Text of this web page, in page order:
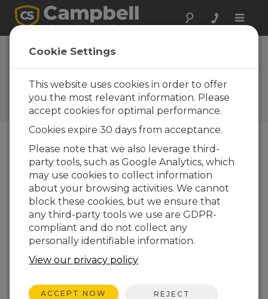
Toggle
Foire Aux
Questions
Questions fréquemment
posées au sujet de nos
produits et de nos solutions
Lors des visites de sites en routine,
comment peut-on vérifier
l'étalonnage du CS300 ?
Comparer le capteur avec un CS300
récemment étalonné pendant une journée
ensoleillée sans nuages. Assurez-vous que le
capteur utilisé comme référence est
également de niveau.
Cookie Settings
This website uses cookies in order to offer
you the most relevant information. Please
accept cookies for optimal performance.
Cookies expire 30 days from acceptance.
Please note that we also leverage third-
party tools, such as Google Analytics, which
may use cookies to collect information
about your browsing activities. We cannot
block these cookies, but we ensure that
any third-party tools we use are GDPR-
compliant and do not collect any
personally identifiable information.
View our privacy policy
ACCEPT NOW REJECT